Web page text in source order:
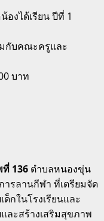
องได้เรียน ปีที่ 1
มกับคณะครูและ
บาท
136 ตำบลหนองขุ่น
ารลานกีฬา ที่เตรียมจัด
กในโรงเรียนและ
ละสร้างเสริมสุขภาพ